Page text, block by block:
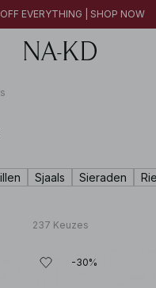
EVERYTHING | SHOP NOW
Sjaals Sieraden
237 Keuzes
-30%